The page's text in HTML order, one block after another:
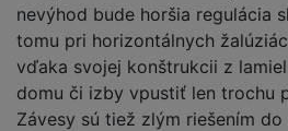
nevýhod bude horšia regulácia
tomu pri horizontálnych
vďaka svojej konštrukcii z
domu či izby vpustiť len trochu
Závesy sú tiež zlým riešením